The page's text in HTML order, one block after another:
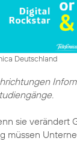
Deutschland
sie verändert
müssen